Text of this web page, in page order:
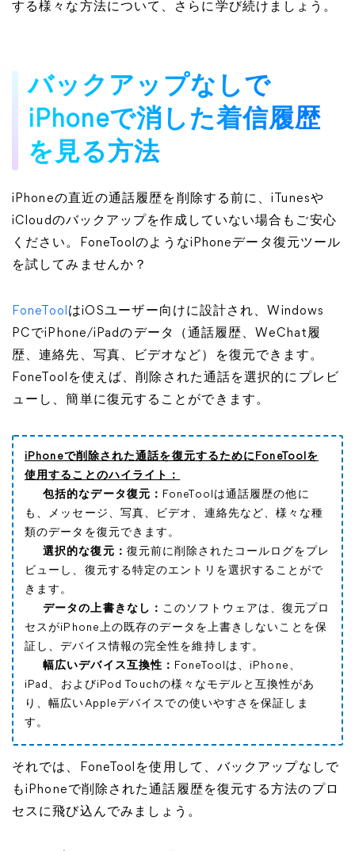
する様々な方法について、さらに学び続けましょう。
バックアップなしで
iPhoneで消した着信履歴
を見る方法
iPhoneの直近の通話履歴を削除する前に、iTunesや
iCloudのバックアップを作成していない場合もご安心
ください。FoneToolのようなiPhoneデータ復元ツール
を試してみませんか？
FoneTool はiOSユーザー向けに設計され、Windows
PCでiPhone/iPadのデータ（通話履歴、WeChat履
歴、連絡先、写真、ビデオなど）を復元できます。
FoneToolを使えば、削除された通話を選択的にプレビ
ューし、簡単に復元することができます。
iPhoneで削除された通話を復元するためにFoneToolを
使用することのハイライト：
包括的なデータ復元： FoneToolは通話履歴の他に
も、メッセージ、写真、ビデオ、連絡先など、様々な種
類のデータを復元できます。
選択的な復元： 復元前に削除されたコールログをプレ
ビューし、復元する特定のエントリを選択することがで
きます。
データの上書きなし： このソフトウェアは、復元プロ
セスがiPhone上の既存のデータを上書きしないことを保
証し、デバイス情報の完全性を維持します。
幅広いデバイス互換性： FoneToolは、iPhone、
iPad、およびiPod Touchの様々なモデルと互換性があ
り、幅広いAppleデバイスでの使いやすさを保証しま
す。
それでは、FoneToolを使用して、バックアップなしで
もiPhoneで削除された通話履歴を復元する方法のプロ
セスに飛び込んでみましょう。